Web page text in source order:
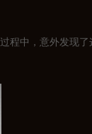
程中，意外发现